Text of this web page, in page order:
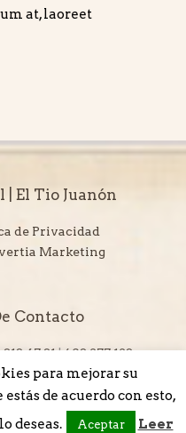
at, laoreet
| El Tio Juanón
de Privacidad
Marketing
Contacto
813 47 81|608 277 123
694 458 529
para mejorar su
de acuerdo con esto,
deseas.
Aceptar Leer